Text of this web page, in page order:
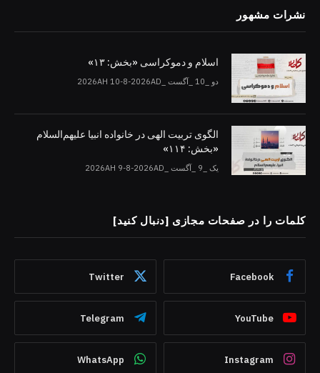
نشرات مشهور
اسلام و دموکراسی «بخش: ۱۳»
دو _10 _آگست _2026AH 10-8-2026AD
الگوی تربیت الهی در خانواده انبیا‌‌ علیهم‌السلام
«بخش: ۱۱۴»
یک _9 _آگست _2026AH 9-8-2026AD
کلمات را در صفحات مجازی [دنبال کنید]
Facebook
Twitter
YouTube
Telegram
Instagram
WhatsApp